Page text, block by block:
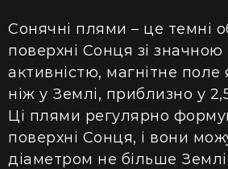
Сонячні плями – це темні
поверхні Сонця зі
активністю, магнітне поле
ніж у Землі, приблизно у
Ці плями регулярно
поверхні Сонця, і вони
діаметром не більше